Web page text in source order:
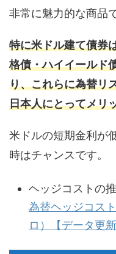
非常に魅力的な商品
特に米ドル建て債券
格債・ハイイールド
り、これらに為替リ
日本人にとってメリ
米ドルの短期金利が
時はチャンスです。
ヘッジコストの
為替ヘッジコス
ロ）【データ更新